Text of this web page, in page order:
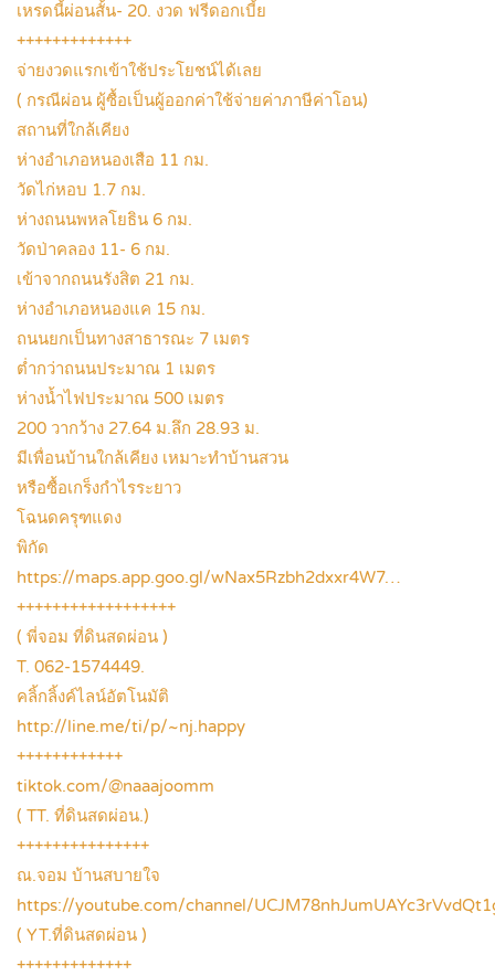
เหรดนี้ผ่อนสั้น- 20. งวด ฟรีดอกเบี้ย
+++++++++++++
จ่ายงวดแรกเข้าใช้ประโยชน์ได้เลย
( กรณีผ่อน ผู้ซื้อเป็นผู้ออกค่าใช้จ่ายค่าภาษีค่าโอน)
สถานที่ใกล้เคียง
ห่างอำเภอหนองเสือ 11 กม.
วัดไก่หอบ 1.7 กม.
ห่างถนนพหลโยธิน 6 กม.
วัดป่าคลอง 11- 6 กม.
เข้าจากถนนรังสิต 21 กม.
ห่างอำเภอหนองแค 15 กม.
ถนนยกเป็นทางสาธารณะ 7 เมตร
ต่ำกว่าถนนประมาณ 1 เมตร
ห่างน้ำไฟประมาณ 500 เมตร
200 วากว้าง 27.64 ม.ลึก 28.93 ม.
มีเพื่อนบ้านใกล้เคียง เหมาะทำบ้านสวน
หรือซื้อเกร็งกำไรระยาว
โฉนดครุฑแดง
พิกัด
https://maps.app.goo.gl/wNax5Rzbh2dxxr4W7…
++++++++++++++++++
( พี่จอม ที่ดินสดผ่อน )
T. 062-1574449.
คลิ้กลิ้งค์ไลน์อัตโนมัติ
http://line.me/ti/p/~nj.happy
++++++++++++
tiktok.com/@naaajoomm
( TT. ที่ดินสดผ่อน.)
+++++++++++++++
ณ.จอม บ้านสบายใจ
https://youtube.com/channel/
( YT.ที่ดินสดผ่อน )
+++++++++++++